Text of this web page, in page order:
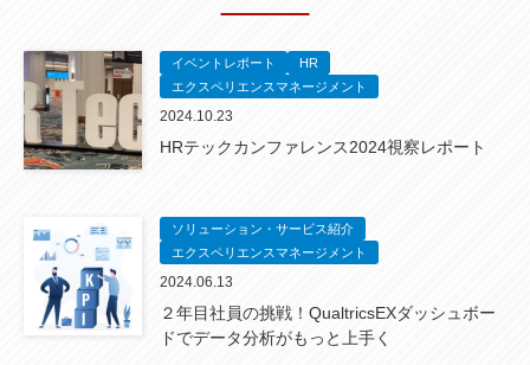
イベントレポート
HR
エクスペリエンスマネージメント
2024.10.23
HRテックカンファレンス2024視察レポート
ソリューション・サービス紹介
エクスペリエンスマネージメント
2024.06.13
２年目社員の挑戦！QualtricsEXダッシュボー
ドでデータ分析がもっと上手く